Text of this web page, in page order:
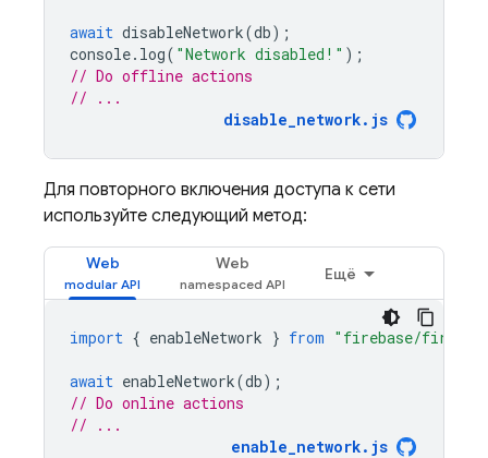
await disableNetwork(db);
console. log( "Network disabled!" );
// Do offline actions
// ...
disable_network.js
Для повторного включения доступа к сети
используйте следующий метод:
Web Web
Ещё
import { enableNetwork } from "firebase/
await enableNetwork(db);
// Do online actions
// ...
enable_network.js